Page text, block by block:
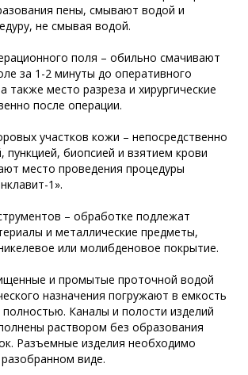
пены, смывают водой и
не смывая водой.
поля – обильно смачивают
за 1-2 минуты до оперативного
также место разреза и хирургические
после операции.
участков кожи – непосредственно
пункцией, биопсией и взятием крови
место проведения процедуры
1».
– обработке подлежат
и металлические предметы,
или молибденовое покрытие.
и промытые проточной водой
назначения погружают в емкость
Каналы и полости изделий
раствором без образования
Разъемные изделия необходимо
виде.